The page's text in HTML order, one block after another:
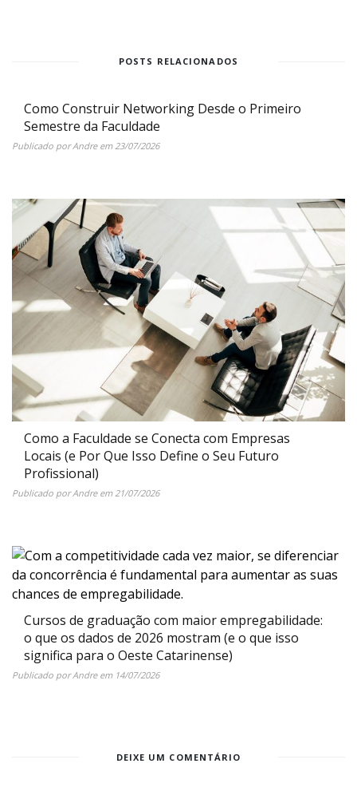
POSTS RELACIONADOS
Como Construir Networking Desde o Primeiro
Semestre da Faculdade
Publicado porAndreem 23/07/2026
Como a Faculdade se Conecta com Empresas
Locais (e Por Que Isso Define o Seu Futuro
Profissional)
Publicado porAndreem 21/07/2026
Cursos de graduação com maior empregabilidade:
o que os dados de 2026 mostram (e o que isso
significa para o Oeste Catarinense)
Publicado porAndreem 14/07/2026
DEIXE UM COMENTÁRIO